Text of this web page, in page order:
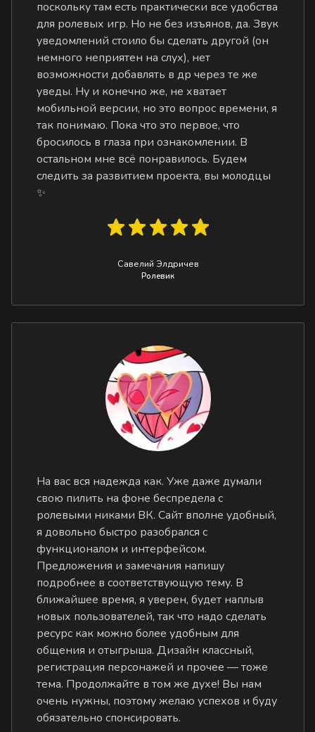
поскольку там есть практически все удобства
для ролевых игр. Но не без изъянов, да. Звук
уведомлений стоило бы сделать другой (он
немного неприятен на слух), нет
возможности добавлять в др через те же
уведы. Ну и конечно же, не хватает
мобильной версии, но это вопрос времени, я
так понимаю. Пока что это первое, что
бросилось в глаза при ознакомлении. В
остальном мне всё понравилось. Будем
следить за развитием проекта, вы молодцы
✨
Савелий Элдричев
Ролевик
На вас вся надежда как. Уже даже думали
свою пилить на фоне беспредела с
ролевыми никами ВК. Сайт вполне удобный,
я довольно быстро разобрался с
функционалом и интерфейсом.
Предложения и замечания напишу
подробнее в соответствующую тему. В
ближайшее время, я уверен, будет наплыв
новых пользователей, так что надо сделать
ресурс как можно более удобным для
общения и отыгрыша. Дизайн классный,
регистрация персонажей и прочее — тоже
тема. Продолжайте в том же духе! Вы нам
очень нужны, поэтому желаю успехов и буду
обязательно спонсировать.